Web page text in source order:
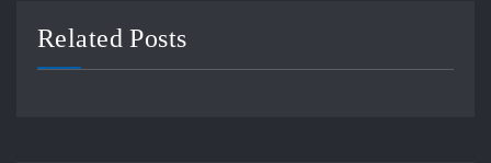
Related Posts